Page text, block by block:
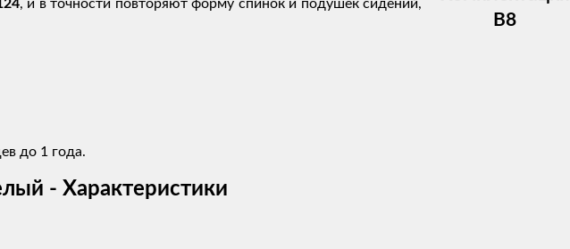
, и в точности повторяют форму спинок и подушек сидений,
до 1 года.
В8
- Характеристики